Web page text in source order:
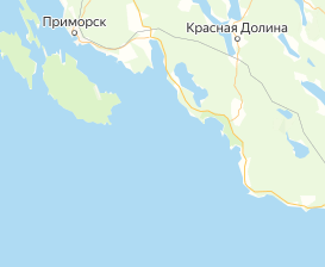
Москва и Регионы